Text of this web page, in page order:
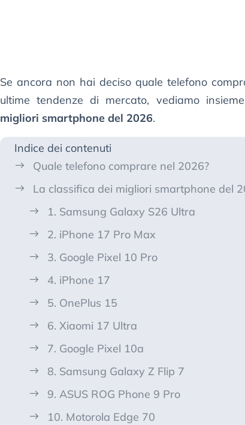
Se ancora non hai deciso quale telefono
ultime tendenze di mercato, vediamo
migliori smartphone del 2026.
Indice dei contenuti
Quale telefono comprare nel 2026?
La classifica dei migliori smartphone del
1. Samsung Galaxy S26 Ultra
2. iPhone 17 Pro Max
3. Google Pixel 10 Pro
4. iPhone 17
5. OnePlus 15
6. Xiaomi 17 Ultra
7. Google Pixel 10a
8. Samsung Galaxy Z Flip 7
9. ASUS ROG Phone 9 Pro
10. Motorola Edge 70